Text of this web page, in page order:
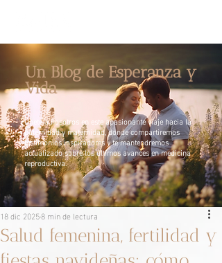
Un Blog de Esperanza y
Vida
Únete a nosotros en este apasionante viaje hacia la
paternidad y maternidad, donde compartiremos
testimonios inspiradores y te mantendremos
actualizado sobre los últimos avances en medicina
reproductiva.
Salud femenina, fertilidad y
18 dic 20258 min de lectura